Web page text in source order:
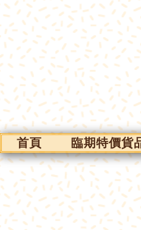
首頁 臨期特價貨